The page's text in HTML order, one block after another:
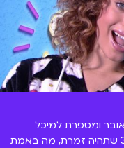
ומספרת למיכל
וטדילה איך ידעה מגיל 3 שתהיה זמרת, מה באמת